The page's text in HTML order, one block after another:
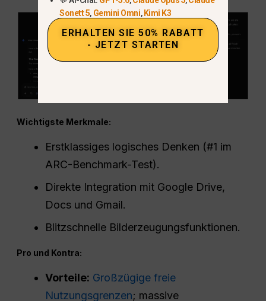
Wichtigste Merkmale:
Erstklassiges logisches Denken (#1 im
ARC-Benchmark-Test).
Direkte Integration mit Google Drive,
Docs und Gmail.
Blitzschnelle Bilderzeugungsfunktionen.
Pro und Kontra:
Vorteile: Großzügige freie
Nutzungsgrenzen; massive
Sonett 5, Gemini Omni,Kimi K3
ERHALTEN SIE 50% RABATT
- JETZT STARTEN